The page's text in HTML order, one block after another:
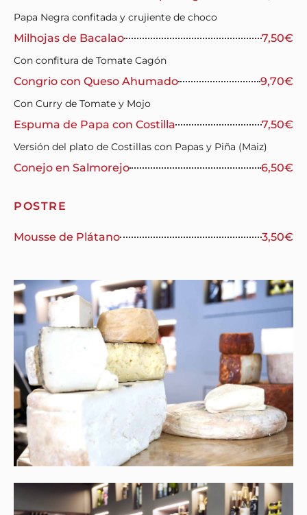
Papa Negra confitada y crujiente de choco
Milhojas de Bacalao 7,50€
Con confitura de Tomate Cagón
Congrio con Queso Ahumado 9,70€
Con Curry de Tomate y Mojo
Espuma de Papa con Costilla 7,50€
Versión del plato de Costillas con Papas y Piña (Maiz)
Conejo en Salmorejo 6,50€
POSTRE
Mousse de Plátano 3,50€